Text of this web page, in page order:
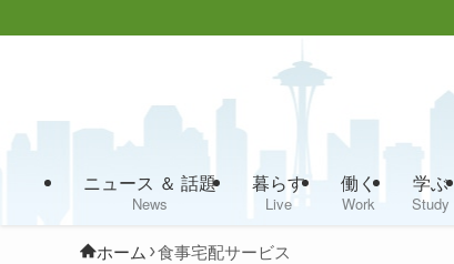
ニュース ＆ 話題
News
暮らす
Live
働く
Work
学ぶ
Study
ホーム 食事宅配サービス